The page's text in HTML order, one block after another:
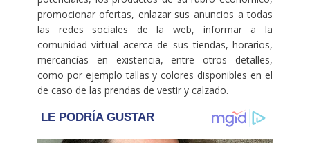
promocionar ofertas, enlazar sus anuncios a todas
las redes sociales de la web, informar a la
comunidad virtual acerca de sus tiendas, horarios,
mercancías en existencia, entre otros detalles,
como por ejemplo tallas y colores disponibles en el
de caso de las prendas de vestir y calzado.